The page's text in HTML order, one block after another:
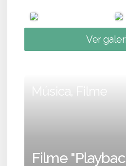
Ver
Música, Filme
Filme